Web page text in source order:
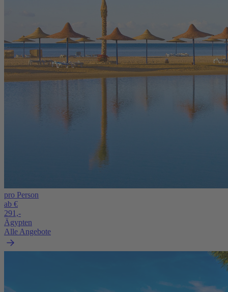
pro Person
ab €
291,-
Ägypten
Alle Angebote